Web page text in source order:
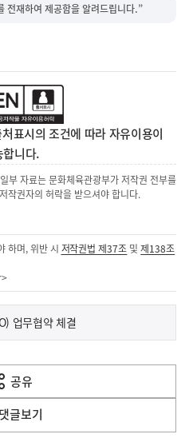
전재하여 제공함을 알려드립니다.”
표시의 조건에 따라 자유이용이
합니다.
부 자료는 문화체육관광부가 저작권 전부를
작권자의 허락을 받으셔야 합니다.
하며, 위반 시 저작권법 제37조 및제138조
>
업무협약 체결
공유
열
기
댓글보기